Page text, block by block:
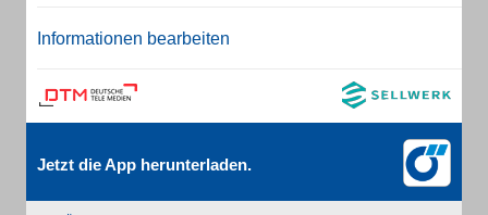
Informationen bearbeiten
Jetzt die App herunterladen.